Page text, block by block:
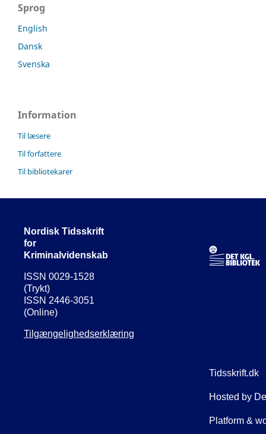
Sprog
English
Dansk
Svenska
Information
Til læsere
Til forfattere
Til bibliotekarer
Nordisk Tidsskrift
for
Kriminalvidenskab
ISSN 0029-1528
(Trykt)
ISSN 2446-3051
(Online)
Tilgængelighedserklæring